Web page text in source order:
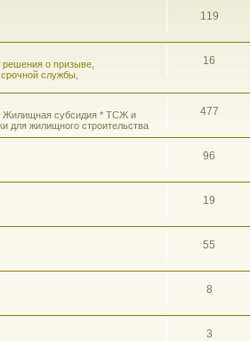
119
о призыве
службы
16
Жилищная субсидия * ТСЖ и
для жилищного строительства
477
96
19
55
8
3